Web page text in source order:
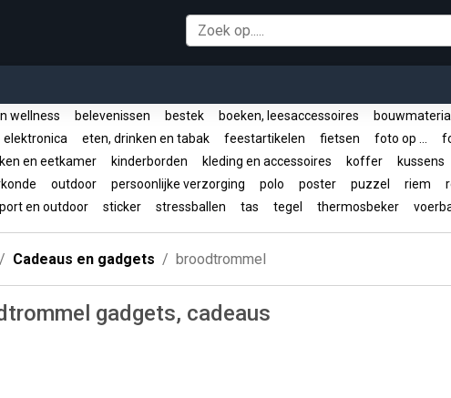
wellness belevenissen bestek boeken, leesaccessoires
elektronica eten, drinken en tabak feestartikelen fietsen foto op ...
en eetkamer kinderborden kleding en accessoires koffer kussens
outdoor persoonlijke verzorging polo poster puzzel riem
en outdoor sticker stressballen tas tegel thermosbeker
Cadeaus en gadgets broodtrommel
gadgets, cadeaus